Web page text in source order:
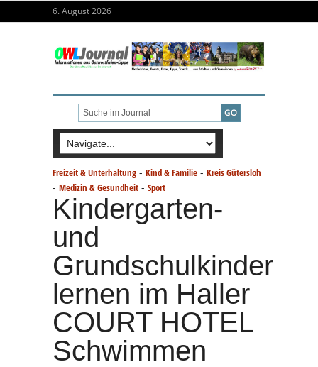
6. August 2026
Freizeit & Unterhaltung - Kind & Familie - Kreis Gütersloh
- Medizin & Gesundheit - Sport
Kindergarten-
und
Grundschulkinder
lernen im Haller
COURT HOTEL
Schwimmen